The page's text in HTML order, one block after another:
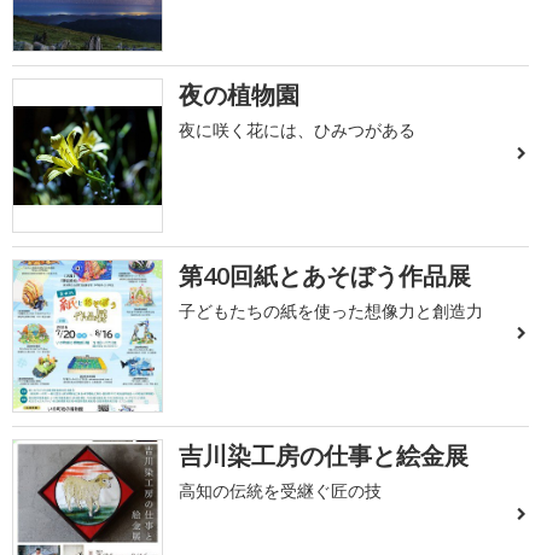
夜の植物園
夜に咲く花には、ひみつがある
第40回紙とあそぼう作品展
子どもたちの紙を使った想像力と創造力
吉川染工房の仕事と絵金展
高知の伝統を受継ぐ匠の技